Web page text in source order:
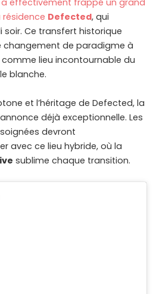
Defected, qui
soir. Ce transfert historique
changement de paradigme à
lieu incontournable du
blanche.
et l’héritage de Defected, la
déjà exceptionnelle. Les
devront
avec ce lieu hybride, où la
sublime chaque transition.